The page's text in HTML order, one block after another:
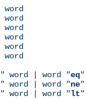
word
word
word
word
" word | word "eq"
" word | word "ne"
" word | word "lt"